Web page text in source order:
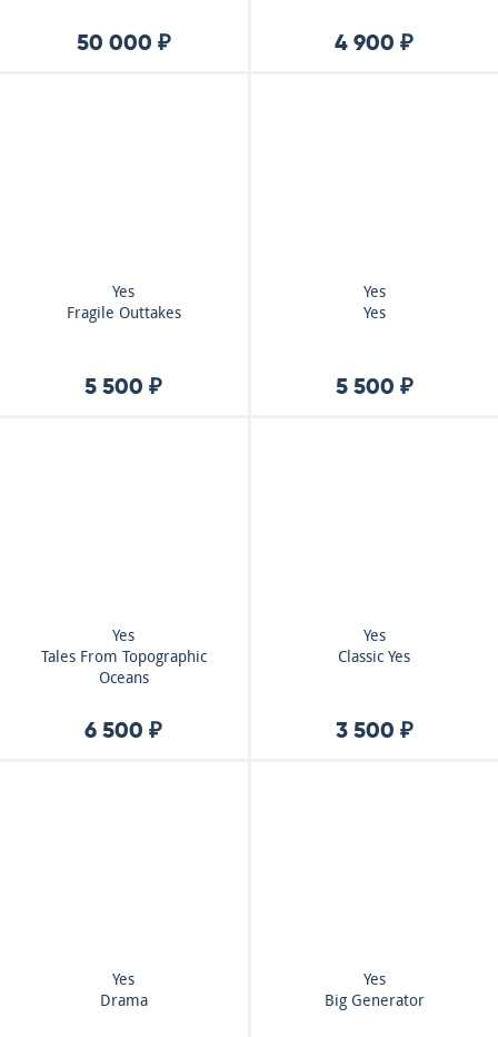
50 000 ₽ 4 900 ₽
Yes
Fragile Outtakes
5 500 ₽
Yes
Yes
5 500 ₽
Yes
Tales From Topographic
Oceans
6 500 ₽
Yes
Classic Yes
3 500 ₽
Yes
Drama
Yes
Big Generator